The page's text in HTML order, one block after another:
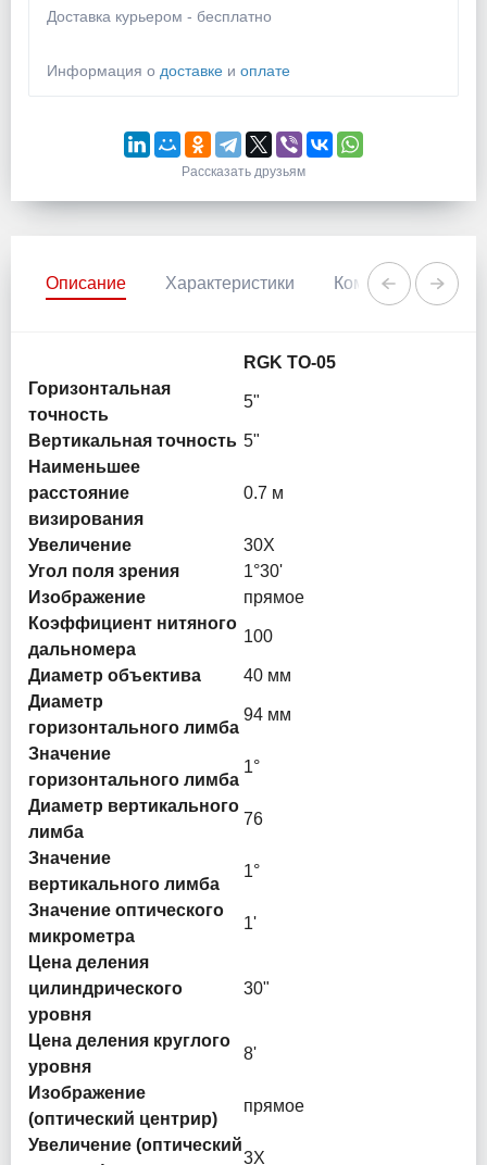
Доставка курьером - бесплатно
Информация о доставке и оплате
Рассказать друзьям
Описание Характеристики Комментарии
RGK TO-05
Горизонтальная
точность
5"
Вертикальная точность 5"
Наименьшее
расстояние
визирования
0.7 м
Увеличение
30X
Угол поля зрения
1°30'
Изображение
прямое
Коэффициент нитяного
дальномера
100
Диаметр объектива
40 мм
Диаметр
горизонтального лимба
94 мм
Значение
горизонтального лимба
1°
Диаметр вертикального
лимба
76
Значение
вертикального лимба
1°
Значение оптического
микрометра
1'
Цена деления
цилиндрического
уровня
30"
Цена деления круглого
уровня
8'
Изображение
(оптический центрир)
прямое
Увеличение (оптический
3X